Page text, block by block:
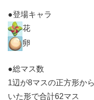
●登場キャラ
花
卵
●総マス数
1辺が8マスの正方形か
いた形で合計62マス